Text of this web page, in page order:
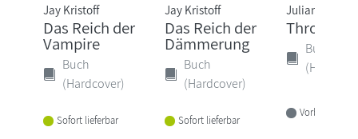
Jay Kristoff
Das Reich der
Vampire
Buch
(Hardcover)
Sofort lieferbar
Jay Kristoff
Das Reich der
Dämmerung
Buch
(Hardcover)
Sofort lieferbar
Juliane
Thron der
Buch
Vorbestellbar